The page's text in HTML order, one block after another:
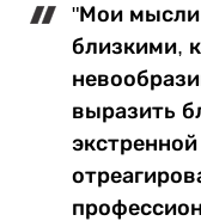
"Мои мысли
близкими,
выразить